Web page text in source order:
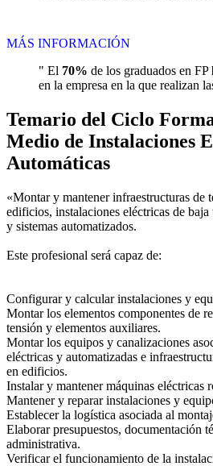
MÁS INFORMACIÓN
" El 70% de los graduados en FP
en la empresa en la que realizan
Temario del Ciclo
Medio de Instalaciones
Automáticas
«Montar y mantener infraestructuras de
edificios, instalaciones eléctricas de
y sistemas automatizados.
Este profesional será capaz de:
Configurar y calcular instalaciones y
Montar los elementos componentes de
tensión y elementos auxiliares.
Montar los equipos y canalizaciones
eléctricas y automatizadas e
en edificios.
Instalar y mantener máquinas eléctricas
Mantener y reparar instalaciones y
Establecer la logística asociada al
Elaborar presupuestos, documentación
administrativa.
Verificar el funcionamiento de la